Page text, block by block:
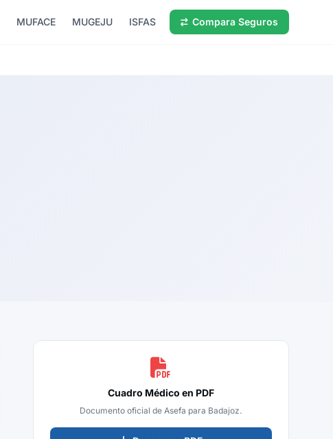
MUFACE MUGEJU ISFAS Compara Seguros
Cuadro Médico en PDF
Documento oficial de Asefa para Badajoz.